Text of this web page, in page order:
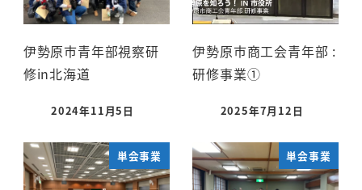
伊勢原市青年部視察研
修in北海道
2024年11月5日
伊勢原市商工会青年部 :
研修事業①
2025年7月12日
単会事業 単会事業